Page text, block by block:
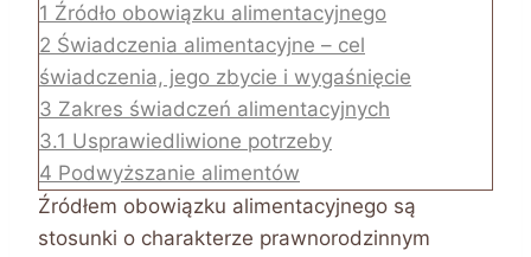
1 Źródło obowiązku alimentacyjnego
2 Świadczenia alimentacyjne – cel
świadczenia, jego zbycie i wygaśnięcie
3 Zakres świadczeń alimentacyjnych
3.1 Usprawiedliwione potrzeby
4 Podwyższanie alimentów
Źródłem obowiązku alimentacyjnego są
stosunki o charakterze prawnorodzinnym